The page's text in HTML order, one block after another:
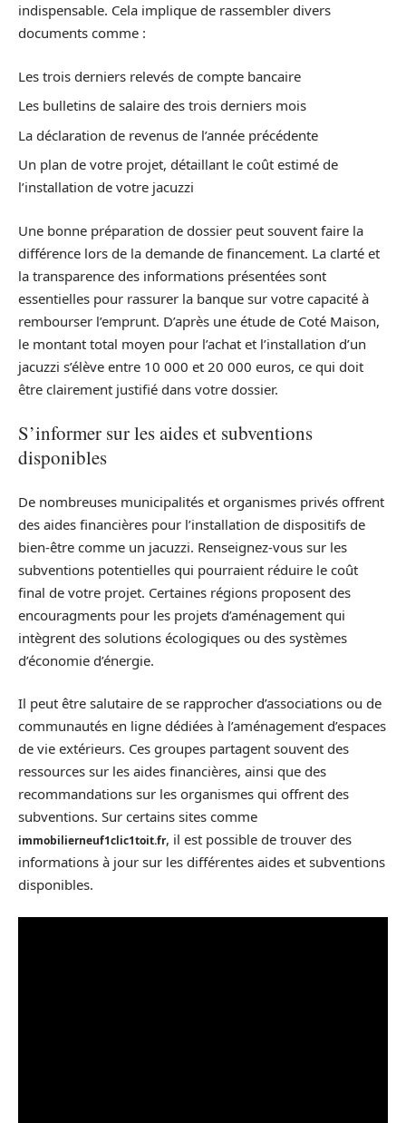
indispensable. Cela implique de rassembler divers
documents comme :
Les trois derniers relevés de compte bancaire
Les bulletins de salaire des trois derniers mois
La déclaration de revenus de l’année précédente
Un plan de votre projet, détaillant le coût estimé de
l’installation de votre jacuzzi
Une bonne préparation de dossier peut souvent faire la
différence lors de la demande de financement. La clarté et
la transparence des informations présentées sont
essentielles pour rassurer la banque sur votre capacité à
rembourser l’emprunt. D’après une étude de Coté Maison,
le montant total moyen pour l’achat et l’installation d’un
jacuzzi s’élève entre 10 000 et 20 000 euros, ce qui doit
être clairement justifié dans votre dossier.
S’informer sur les aides et subventions
disponibles
De nombreuses municipalités et organismes privés offrent
des aides financières pour l’installation de dispositifs de
bien-être comme un jacuzzi. Renseignez-vous sur les
subventions potentielles qui pourraient réduire le coût
final de votre projet. Certaines régions proposent des
encouragments pour les projets d’aménagement qui
intègrent des solutions écologiques ou des systèmes
d’économie d’énergie.
Il peut être salutaire de se rapprocher d’associations ou de
communautés en ligne dédiées à l’aménagement d’espaces
de vie extérieurs. Ces groupes partagent souvent des
ressources sur les aides financières, ainsi que des
recommandations sur les organismes qui offrent des
subventions. Sur certains sites comme
immobilierneuf1clic1toit.fr, il est possible de trouver des
informations à jour sur les différentes aides et subventions
disponibles.